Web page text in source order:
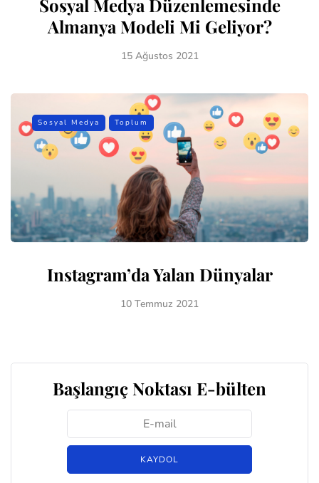
Sosyal Medya Düzenlemesinde
Almanya Modeli Mi Geliyor?
15 Ağustos 2021
Sosyal Medya Toplum
Instagram’da Yalan Dünyalar
10 Temmuz 2021
Başlangıç Noktası E-bülten